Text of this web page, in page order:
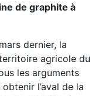
de graphite à
dernier, la
agricole du
les arguments
l’aval de la